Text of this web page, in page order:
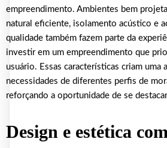
empreendimento. Ambientes bem
natural eficiente, isolamento acústico e
qualidade também fazem parte da
investir em um empreendimento que
usuário. Essas características criam uma
necessidades de diferentes perfis de
reforçando a oportunidade de se
Design e estética